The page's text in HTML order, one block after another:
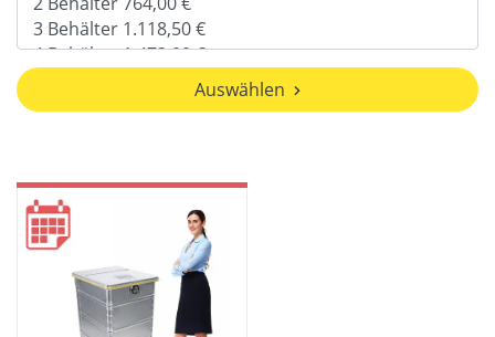
Auswählen